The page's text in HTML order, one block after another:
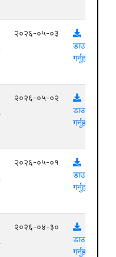
२०२६-०५-०३
डाउनलोड
गर्नुहोस्
२०२६-०५-०२
डाउनलोड
गर्नुहोस्
२०२६-०५-०१
डाउनलोड
गर्नुहोस्
२०२६-०४-३०
डाउनलोड
गर्नुहोस्